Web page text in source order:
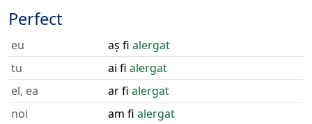
Perfect
eu aș fi alergat
tu
ai fi alergat
el, ea
ar fi alergat
noi
am fi alergat